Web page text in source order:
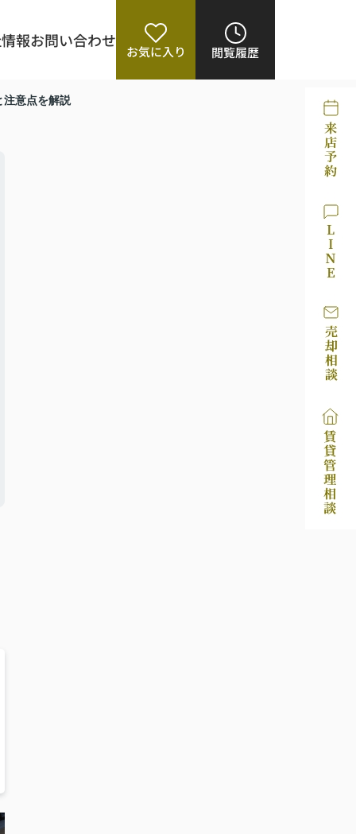
報お問い合わせ
お気に入り 閲覧履歴
注意点を解説